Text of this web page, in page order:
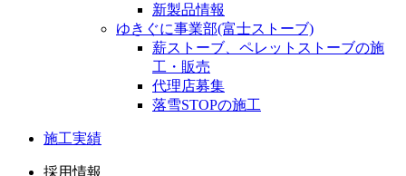
新製品情報
ゆきぐに事業部(富士ストーブ)
薪ストーブ、ペレットストーブの施
工・販売
代理店募集
落雪STOPの施工
施工実績
採用情報